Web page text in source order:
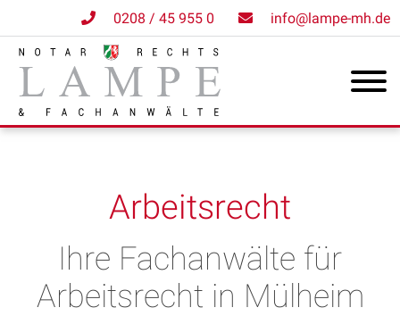
0208 / 45 955 0 info@lampe-mh.de
Arbeitsrecht
Ihre Fachanwälte für
Arbeitsrecht in Mülheim